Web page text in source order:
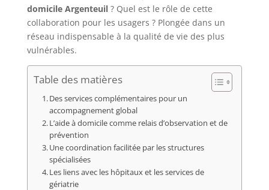
domicile Argenteuil? Quel est le rôle de cette
collaboration pour les usagers ? Plongée dans un
réseau indispensable à la qualité de vie des plus
vulnérables.
Table des matières
Des services complémentaires pour un
accompagnement global
L’aide à domicile comme relais d’observation et de
prévention
Une coordination facilitée par les structures
spécialisées
Les liens avec les hôpitaux et les services de
gériatrie